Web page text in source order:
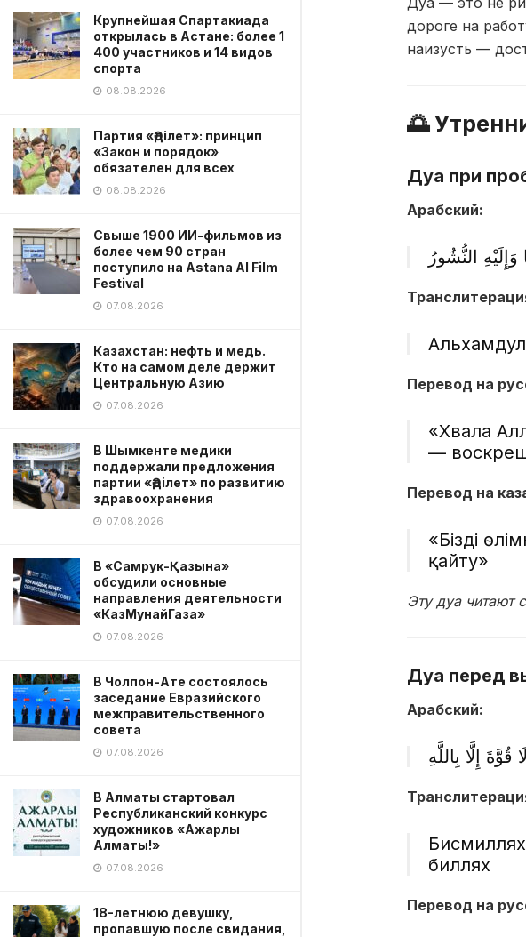
Крупнейшая Спартакиада
открылась в Астане: более 1
400 участников и 14 видов
спорта
08.08.2026
Партия «Әділет»: принцип
«Закон и порядок»
обязателен для всех
08.08.2026
Свыше 1900 ИИ-фильмов из
более чем 90 стран
поступило на Astana AI Film
Festival
07.08.2026
Казахстан: нефть и медь.
Кто на самом деле держит
Центральную Азию
07.08.2026
В Шымкенте медики
поддержали предложения
партии «Әділет» по развитию
здравоохранения
07.08.2026
В «Самрук-Қазына»
обсудили основные
направления деятельности
«КазМунайГаза»
07.08.2026
В Чолпон-Ате состоялось
заседание Евразийского
межправительственного
совета
07.08.2026
В Алматы стартовал
Республиканский конкурс
художников «Ажарлы
Алматы!»
07.08.2026
18-летнюю девушку,
пропавшую после свидания,
дороге на
наизусть —
🌅
Дуа при
Арабский:
وَإِلَيْهِ النُّشُورُ
Перевод на
«Хвала
—
Перевод на
«Бізді
қайту»
Эту дуа читают
Дуа перед
Арабский:
إِلَّا بِاللَّهِ
биллях
Перевод на